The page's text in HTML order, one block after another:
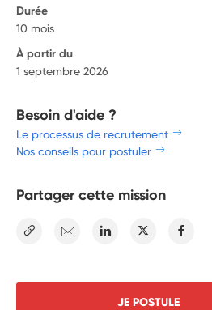
Durée
10 mois
À partir du
1 septembre 2026
Besoin d'aide ?
Le processus de recrutement
Nos conseils pour postuler
Partager cette mission
E-mail Linkedin Twitter
JE POSTULE